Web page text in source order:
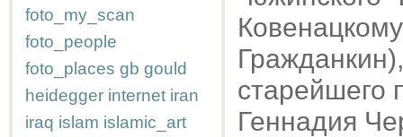
foto_my_scan
foto_people
foto_places gb gould
heidegger internet iran
iraq islam islamic_art
старейшего
Геннадия